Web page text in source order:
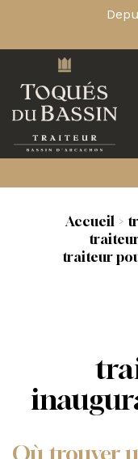
Accueil
traiteur
Où trouver